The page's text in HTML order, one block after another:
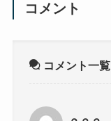
コメント
コメント一覧